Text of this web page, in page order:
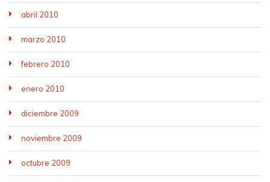
abril 2010
marzo 2010
febrero 2010
enero 2010
diciembre 2009
noviembre 2009
octubre 2009